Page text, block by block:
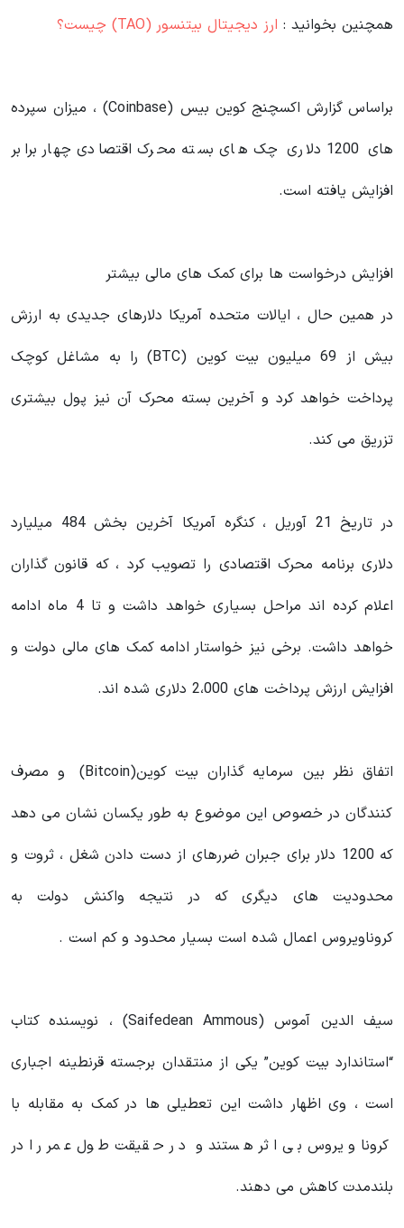
همچنین بخوانید : ارز دیجیتال بیتنسور (TAO) چیست؟
براساس گزارش اکسچنج کوین بیس (Coinbase) ، میزان سپرده
های 1200 دلاری چک های بسته محرک اقتصادی چهار برابر
افزایش یافته است.
افزایش درخواست ها برای کمک های مالی بیشتر
در همین حال ، ایالات متحده آمریکا دلارهای جدیدی به ارزش
بیش از 69 میلیون بیت کوین (BTC) را به مشاغل کوچک
پرداخت خواهد کرد و آخرین بسته محرک آن نیز پول بیشتری
تزریق می کند.
در تاریخ 21 آوریل ، کنگره آمریکا آخرین بخش 484 میلیارد
دلاری برنامه محرک اقتصادی را تصویب کرد ، که قانون گذاران
اعلام کرده اند مراحل بسیاری خواهد داشت و تا 4 ماه ادامه
خواهد داشت. برخی نیز خواستار ادامه کمک های مالی دولت و
افزایش ارزش پرداخت های 2،000 دلاری شده اند.
اتفاق نظر بین سرمایه گذاران بیت کوین(Bitcoin) و مصرف
کنندگان در خصوص این موضوع به طور یکسان نشان می دهد
که 1200 دلار برای جبران ضررهای از دست دادن شغل ، ثروت و
محدودیت های دیگری که در نتیجه واکنش دولت به
کروناویروس اعمال شده است بسیار محدود و کم است .
سیف الدین آموس (Saifedean Ammous) ، نویسنده کتاب
“استاندارد بیت کوین” یکی از منتقدان برجسته قرنطینه اجباری
است ، وی اظهار داشت این تعطیلی ها در کمک به مقابله با
کرونا ویروس بی اثر هستند و در حقیقت طول عمر را در
بلندمدت کاهش می دهند.